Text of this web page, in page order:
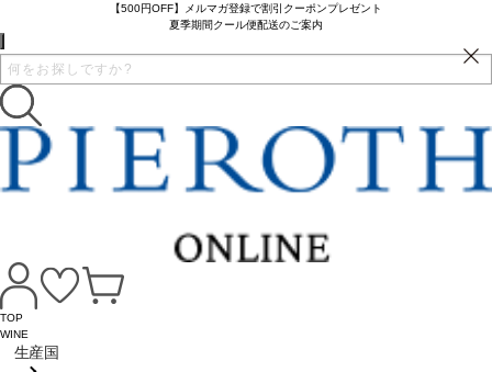
【500円OFF】メルマガ登録で割引クーポンプレゼント
夏季期間クール便配送のご案内
TOP
WINE
生産国